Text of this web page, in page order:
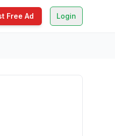
Free Ad Login